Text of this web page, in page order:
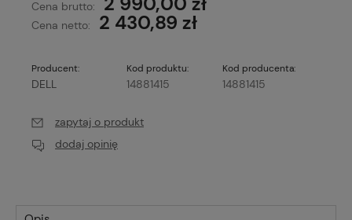
Cena brutto:
Cena netto: 2 430,89 zł
Producent:
DELL
Kod produktu:
14881415
Kod producenta:
14881415
zapytaj o produkt
dodaj opinię